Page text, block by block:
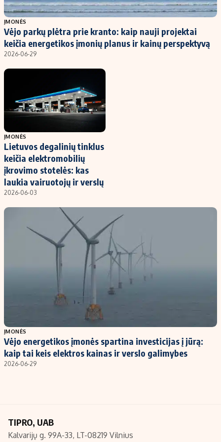
Populiarios temos
Investavimas
Akcijų rinka
Saulės elektrinės
Infliacija
Migracija
Titulinis
Nedarbo išmokos skaičiuoklė
Redakcija
Apie mus
Redakcijos politika
Privatumo politika
Turinio žymėjimo taisyklės
Kontaktai
Regionų naujienos
Indėlių palūkanos
ĮMONĖS
Vėjo parkų plėtra prie kranto: kaip nauji projektai
keičia energetikos įmonių planus ir kainų perspektyvą
2026-06-29
ĮMONĖS
Lietuvos degalinių tinklus
keičia elektromobilių
įkrovimo stotelės: kas
laukia vairuotojų ir verslų
2026-06-03
ĮMONĖS
Vėjo energetikos įmonės spartina investicijas į jūrą:
kaip tai keis elektros kainas ir verslo galimybes
2026-06-29
TIPRO, UAB
Kalvarijų g. 99A-33, LT-08219 Vilnius